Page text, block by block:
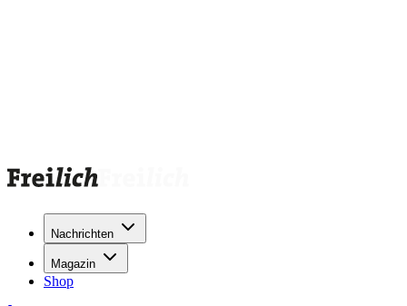
Nachrichten
Magazin
Shop